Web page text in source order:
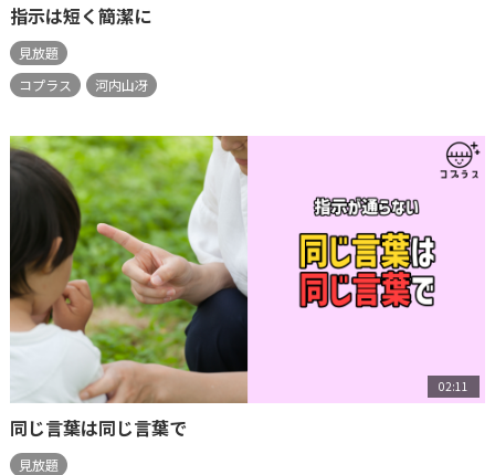
指示は短く簡潔に
見放題
コプラス
河内山冴
02:11
同じ言葉は同じ言葉で
見放題